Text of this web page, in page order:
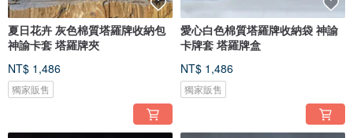
夏日花卉 灰色棉質塔羅牌收納包
神諭卡套 塔羅牌夾
NT$ 1,486
獨家販售
愛心白色棉質塔羅牌收納袋 神諭
卡牌套 塔羅牌盒
NT$ 1,486
獨家販售